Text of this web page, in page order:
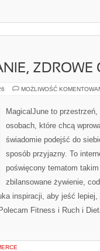
ZDROWE
MOŻLIWOŚĆ
MagicalJune to
osobach, które chcą
świadomie podejść do
sposób przyjazny. To
poświęcony tematom
zbilansowane żywienie,
inspiracji, aby jeść
Fitness i Ruch i